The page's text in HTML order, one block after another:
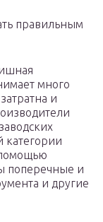
правильным
много
и
категории
поперечные и
и другие